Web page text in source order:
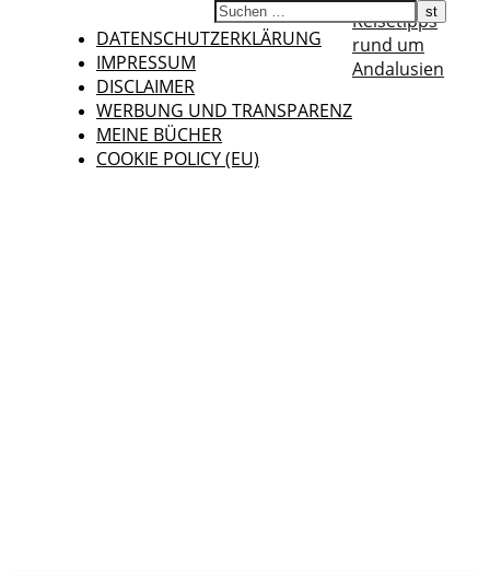
DATENSCHUTZERKLÄRUNG
IMPRESSUM
DISCLAIMER
WERBUNG UND TRANSPARENZ
MEINE BÜCHER
COOKIE POLICY (EU)
Reisetipps
rund um
Andalusien